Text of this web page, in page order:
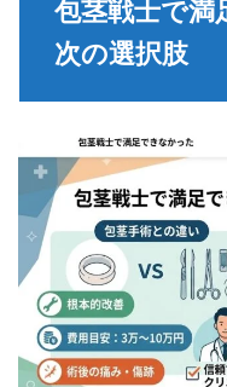
包茎戦士で満
次の選択肢